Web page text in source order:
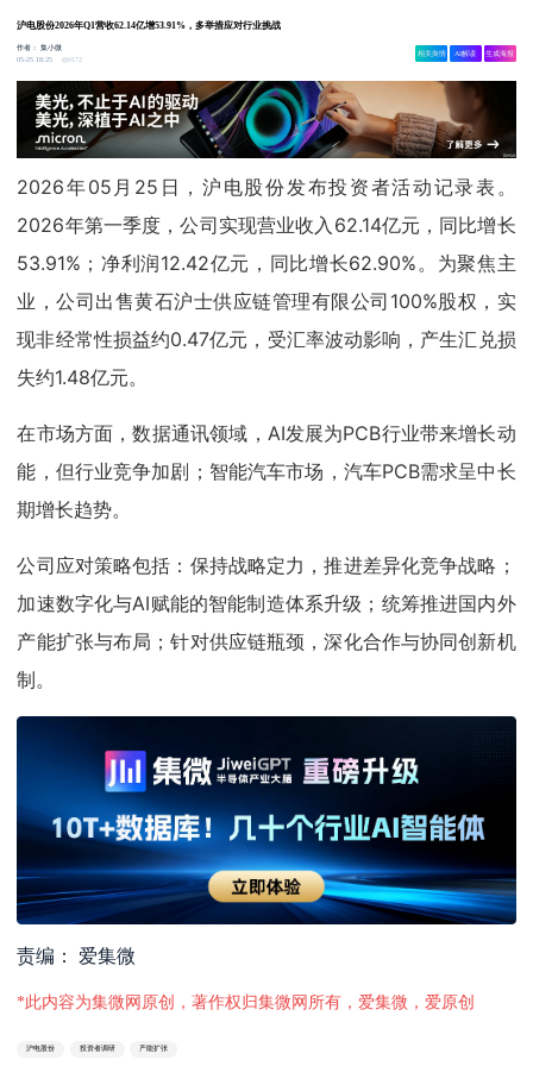
沪电股份2026年Q1营收62.14亿增53.91%，多举措应对行业挑战
作者：集小微
05-25 18:25
9172
相关舆情 AI解读 生成海报
2026年05月25日，沪电股份发布投资者活动记录表。
2026年第一季度，公司实现营业收入62.14亿元，同比增长
53.91%；净利润12.42亿元，同比增长62.90%。为聚焦主
业，公司出售黄石沪士供应链管理有限公司100%股权，实
现非经常性损益约0.47亿元，受汇率波动影响，产生汇兑损
失约1.48亿元。
在市场方面，数据通讯领域，AI发展为PCB行业带来增长动
能，但行业竞争加剧；智能汽车市场，汽车PCB需求呈中长
期增长趋势。
公司应对策略包括：保持战略定力，推进差异化竞争战略；
加速数字化与AI赋能的智能制造体系升级；统筹推进国内外
产能扩张与布局；针对供应链瓶颈，深化合作与协同创新机
制。
责编： 爱集微
*此内容为集微网原创，著作权归集微网所有，爱集微，爱原创
沪电股份 投资者调研 产能扩张